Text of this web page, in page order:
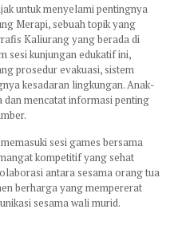
untuk menyelami pentingnya
Merapi, sebuah topik yang
Kaliurang yang berada di
sesi kunjungan edukatif ini,
prosedur evakuasi, sistem
kesadaran lingkungan. Anak-
dan mencatat informasi penting
sesi games bersama
kompetitif yang sehat
antara sesama orang tua
berharga yang mempererat
sesama wali murid.